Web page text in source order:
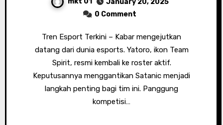
0 Comment
Tren Esport Terkini – Kabar mengejutkan
datang dari dunia esports. Yatoro, ikon Team
Spirit, resmi kembali ke roster aktif.
Keputusannya menggantikan Satanic menjadi
langkah penting bagi tim ini. Panggung
kompetisi…